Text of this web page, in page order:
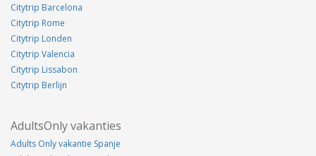
Citytrip Barcelona
Citytrip Rome
Citytrip Londen
Citytrip Valencia
Citytrip Lissabon
Citytrip Berlijn
AdultsOnly vakanties
Adults Only vakantie Spanje